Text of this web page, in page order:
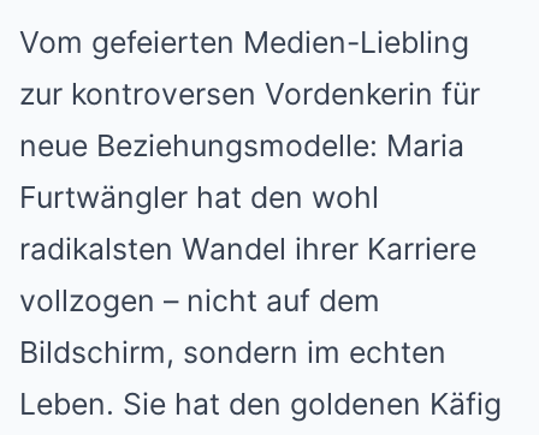
Vom gefeierten Medien-Liebling
zur kontroversen Vordenkerin für
neue Beziehungsmodelle: Maria
Furtwängler hat den wohl
radikalsten Wandel ihrer Karriere
vollzogen – nicht auf dem
Bildschirm, sondern im echten
Leben. Sie hat den goldenen Käfig